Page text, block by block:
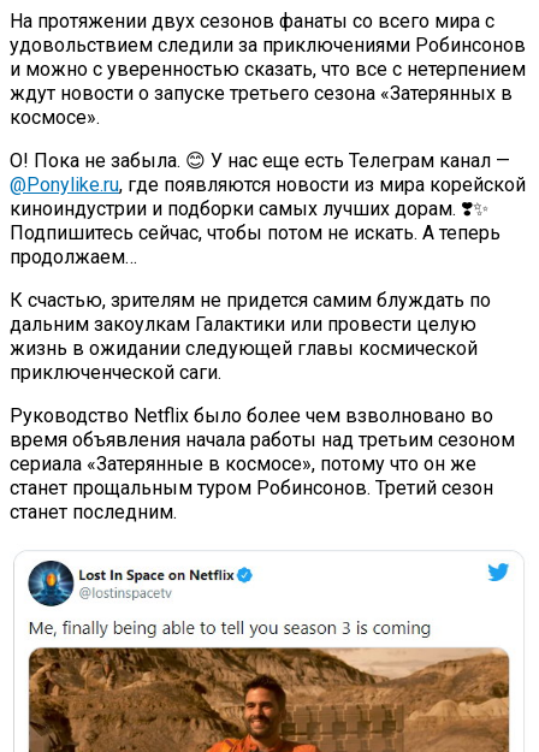
На протяжении двух сезонов фанаты со всего мира с
удовольствием следили за приключениями Робинсонов
и можно с уверенностью сказать, что все с нетерпением
ждут новости о запуске третьего сезона «Затерянных в
космосе».
О! Пока не забыла. 😊 У нас еще есть Телеграм канал —
@Ponylike.ru, где появляются новости из мира корейской
киноиндустрии и подборки самых лучших дорам. ❣️✨
Подпишитесь сейчас, чтобы потом не искать. А теперь
продолжаем…
К счастью, зрителям не придется самим блуждать по
дальним закоулкам Галактики или провести целую
жизнь в ожидании следующей главы космической
приключенческой саги.
Руководство Netflix было более чем взволновано во
время объявления начала работы над третьим сезоном
сериала «Затерянные в космосе», потому что он же
станет прощальным туром Робинсонов. Третий сезон
станет последним.